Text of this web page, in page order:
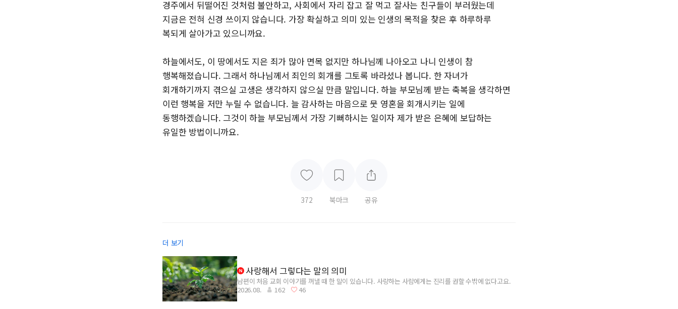
경주에서 뒤떨어진 것처럼 불안하고, 사회에서 자리 잡고 잘 먹고 잘사는 친구들이 부러웠는데
지금은 전혀 신경 쓰이지 않습니다. 가장 확실하고 의미 있는 인생의 목적을 찾은 후 하루하루
복되게 살아가고 있으니까요.
하늘에서도, 이 땅에서도 지은 죄가 많아 면목 없지만 하나님께 나아오고 나니 인생이 참
행복해졌습니다. 그래서 하나님께서 죄인의 회개를 그토록 바라셨나 봅니다. 한 자녀가
회개하기까지 겪으실 고생은 생각하지 않으실 만큼 말입니다. 하늘 부모님께 받는 축복을 생각하면
이런 행복을 저만 누릴 수 없습니다. 늘 감사하는 마음으로 뭇 영혼을 회개시키는 일에
동행하겠습니다. 그것이 하늘 부모님께서 가장 기뻐하시는 일이자 제가 받은 은혜에 보답하는
유일한 방법이니까요.
372 북마크 공유
더 보기
사랑해서 그렇다는 말의 의미
남편이 처음 교회 이야기를 꺼낼 때 한 말이 있습니다. 사랑하는 사람에게는 진리를 권할 수밖에 없다고요.
2026.08.
162 46